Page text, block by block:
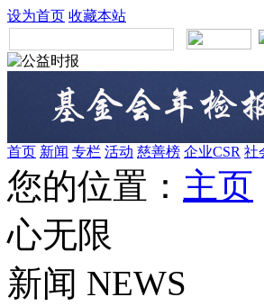
设为首页 收藏本站
首页 新闻 专栏 活动 慈善榜 企业CSR 社
您的位置： 主页
心无限
新闻 NEWS